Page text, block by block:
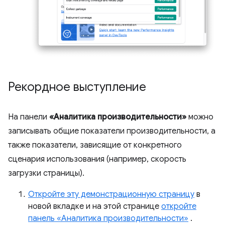
Рекордное выступление
На панели «Аналитика производительности» можно
записывать общие показатели производительности, а
также показатели, зависящие от конкретного
сценария использования (например, скорость
загрузки страницы).
Откройте эту демонстрационную страницу в
новой вкладке и на этой странице откройте
панель «Аналитика производительности» .